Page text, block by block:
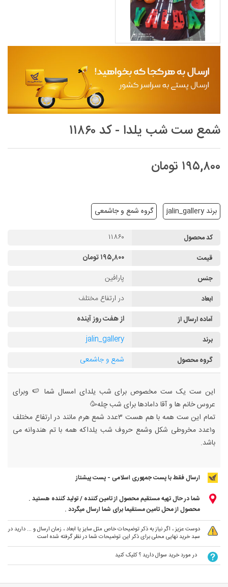
شمع ست شب یلدا - کد ۱۱۸۶۰
۱۹۵,۸۰۰ تومان
برند jalin_gallery گروه شمع و جاشمعی
کد محصول ۱۱۸۶۰
قیمت ۱۹۵,۸۰۰ تومان
جنس پارافین
ابعاد در ارتفاع مختلف
آماده ارسال از از هفت روز آینده
برند jalin_gallery
گروه محصول شمع و جاشمعی
این ست یک ست مخصوص برای شب یلدای امسال شما 🍉 وبرای
عروس خانم ها و آقا دامادها برای شب چله🥳
تمام این ست همه با هم هست ۳عدد شمع هرم مانند در ارتفاع مختلف
و۱عدد مخروطی شکل وشمع حروف شب یلداکه همه با تم هندوانه می
باشد.
ارسال فقط با پست جمهوری اسلامی - پست پیشتاز
شما در حال تهیه مستقیم محصول از تامین کننده / تولید کننده هستید .
محصول از محل تامین مستقیما برای شما ارسال میگردد .
دوست عزیز ، اگر نیاز به ذکر توضیحات خاص مثل سایز یا ابعاد ، زمان ارسال و ... دارید در
سبد خرید نهایی محلی برای ذکر این توضیحات شما در نظر گرفته شده است
در مورد خرید سوال دارید ؟ کلیک کنید